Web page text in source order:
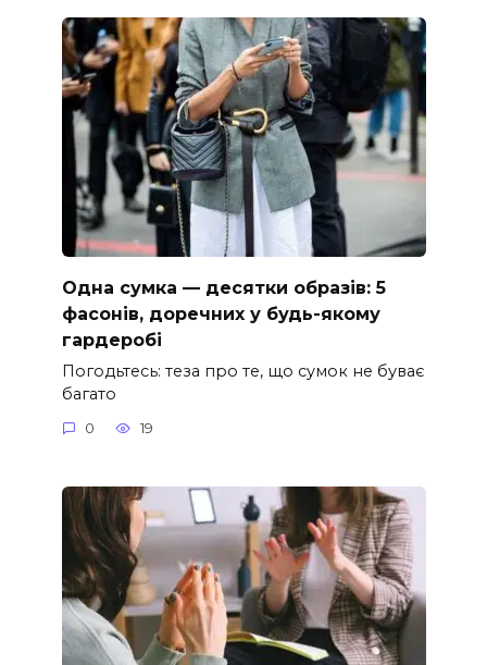
Одна сумка — десятки образів: 5
фасонів, доречних у будь-якому
гардеробі
Погодьтесь: теза про те, що сумок не буває
багато
0 19